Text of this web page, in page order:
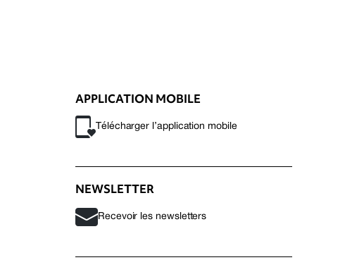
APPLICATION MOBILE
Télécharger l’application mobile
NEWSLETTER
Recevoir les newsletters